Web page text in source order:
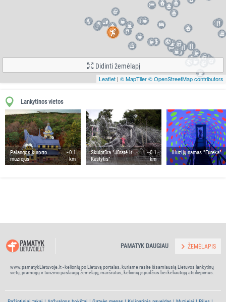
Leaflet | © MapTiler© OpenStreetMap contributors
Didinti žemėlapį
Lankytinos vietos
Palangos kurorto
muziejus
~0.1
km
Skulptūra "Jūratė ir
Kastytis"
~0.1
km
Iliuzijų namas "Eureka"
www.pamatykLietuvoje.lt - kelionių po Lietuvą portalas, kuriame rasite išsamiausią Lietuvos lankytinų
vietų, pramogų ir turizmo paslaugų žemėlapį, maršrutus, kelionių įspūdžius bei keliautojų atsiliepimus.
PAMATYK DAUGIAU ŽEMĖLAPIS